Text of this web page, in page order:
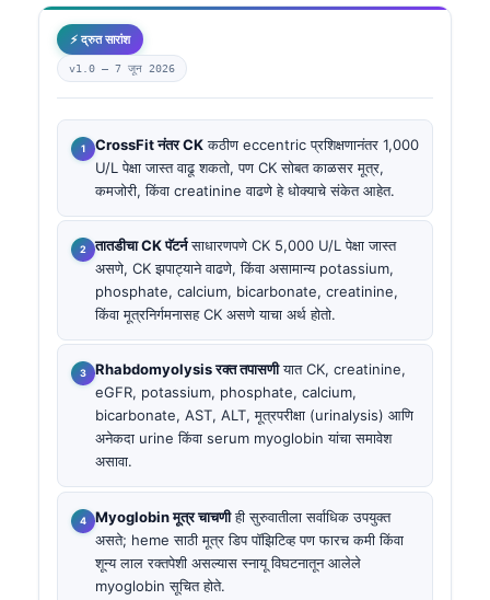
⚡ द्रुत सारांश
v1.0 — 7 जून 2026
CrossFit नंतर CKकठीण eccentric प्रशिक्षणानंतर 1,000
U/L पेक्षा जास्त वाढू शकतो, पण CK सोबत काळसर मूत्र,
कमजोरी, किंवा creatinine वाढणे हे धोक्याचे संकेत आहेत.
तातडीचा CK पॅटर्नसाधारणपणे CK 5,000 U/L पेक्षा जास्त
असणे, CK झपाट्याने वाढणे, किंवा असामान्य potassium,
phosphate, calcium, bicarbonate, creatinine,
किंवा मूत्रनिर्गमनासह CK असणे याचा अर्थ होतो.
Rhabdomyolysis रक्त तपासणीयात CK, creatinine,
eGFR, potassium, phosphate, calcium,
bicarbonate, AST, ALT, मूत्रपरीक्षा (urinalysis) आणि
अनेकदा urine किंवा serum myoglobin यांचा समावेश
असावा.
Myoglobin मूत्र चाचणीही सुरुवातीला सर्वाधिक उपयुक्त
असते; heme साठी मूत्र डिप पॉझिटिव्ह पण फारच कमी किंवा
शून्य लाल रक्तपेशी असल्यास स्नायू विघटनातून आलेले
myoglobin सूचित होते.